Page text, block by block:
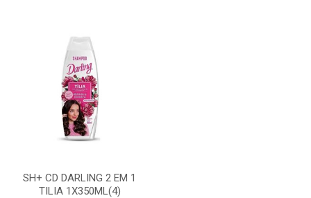
SH+ CD DARLING 2 EM 1
TILIA 1X350ML(4)